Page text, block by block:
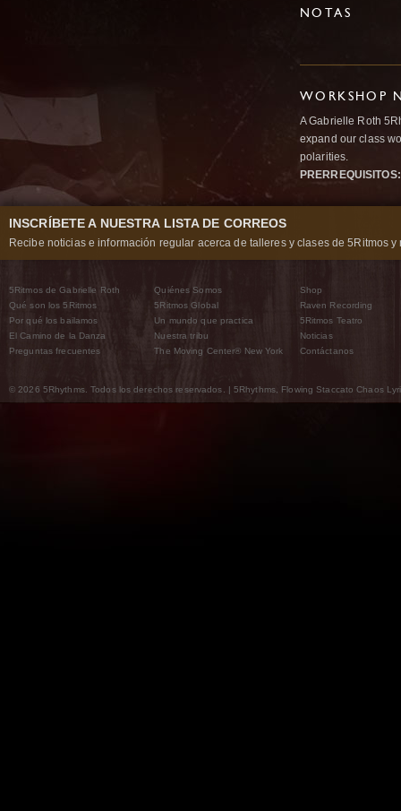
NOTAS
WORKSHOP
A Gabrielle Roth
expand our class
polarities.
PRERREQUISITOS:
INSCRÍBETE A NUESTRA LISTA DE CORREOS
Recibe noticias e información regular acerca de talleres y clases de 5Ritmos y
5Ritmos de Gabrielle Roth
Qué son los 5Ritmos
Por qué los bailamos
El Camino de la Danza
Preguntas frecuentes
Quiénes Somos
5Ritmos Global
Un mundo que practica
Nuestra tribu
The Moving Center® New York
Shop
Raven Recording
5Ritmos Teatro
Noticias
Contáctanos
© 2026 5Rhythms. Todos los derechos reservados. | 5Rhythms, Flowing Staccato Chaos